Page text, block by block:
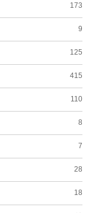
173
9
125
415
110
8
7
28
18